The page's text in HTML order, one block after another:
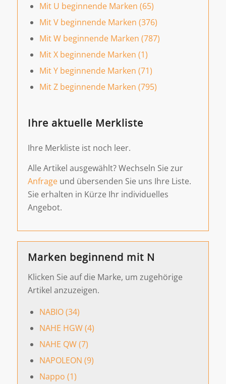
Mit U beginnende Marken (65)
Mit V beginnende Marken (376)
Mit W beginnende Marken (787)
Mit X beginnende Marken (1)
Mit Y beginnende Marken (71)
Mit Z beginnende Marken (795)
Ihre aktuelle Merkliste
Ihre Merkliste ist noch leer.
Alle Artikel ausgewählt? Wechseln Sie zur
Anfrageund übersenden Sie uns Ihre Liste.
Sie erhalten in Kürze Ihr individuelles
Angebot.
Marken beginnend mit N
Klicken Sie auf die Marke, um zugehörige
Artikel anzuzeigen.
NABIO (34)
NAHE HGW (4)
NAHE QW (7)
NAPOLEON (9)
Nappo (1)